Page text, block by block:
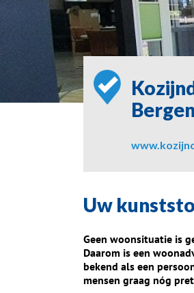
Uw
Geen woonsituatie is
Daarom is een
bekend als een
mensen graag nóg